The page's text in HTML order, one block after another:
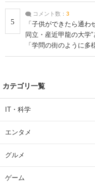
5
コメント数： 3
「子供ができたら通
同立・産近甲龍の大
「学問の街のように多
| 大学 ねとらぼリサー
カテゴリ一覧
IT・科学
エンタメ
グルメ
ゲーム